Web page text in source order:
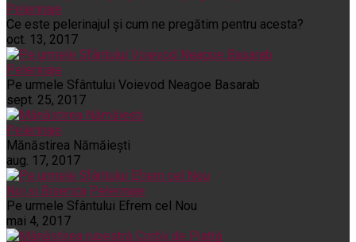
Pelerinaje
Ce este pelerinajul şi cum ne pregătim pentru acesta?
oct. 13, 2017
Pelerinaje
Pe urmele Sfântului Voievod Neagoe Basarab
sept. 25, 2017
Pelerinaje
Mănăstirea Nămăiești
aug. 17, 2017
Noi și Biserica Pelerinaje
Pe urmele Sfântului Efrem cel Nou
mai 4, 2017